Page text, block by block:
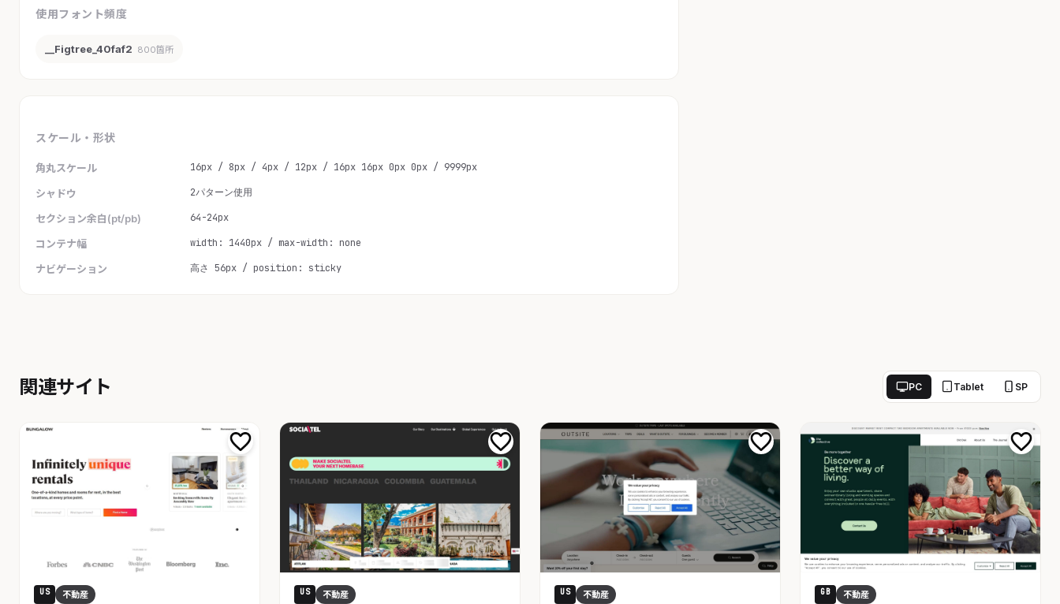
使用フォント頻度
__Figtree_40faf2 800箇所
スケール・形状
角丸スケール 16px / 8px / 4px / 12px / 16px 16px 0px 0px / 9999px
シャドウ 2パターン使用
セクション余白(pt/pb) 64-24px
コンテナ幅 width: 1440px / max-width: none
ナビゲーション 高さ 56px / position: sticky
関連サイト PC Tablet SP
US 不動産 US 不動産 US 不動産 GB 不動産